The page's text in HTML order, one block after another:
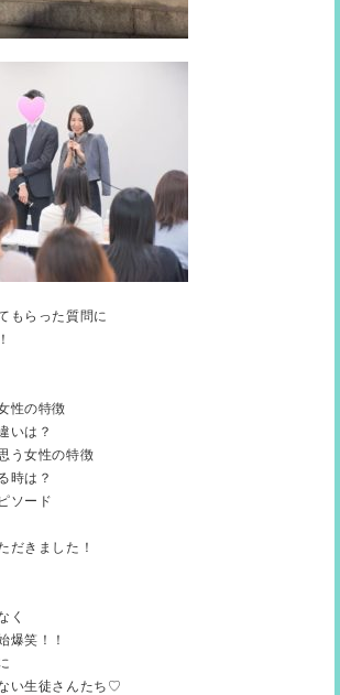
もらった質問に
性の特徴
いは？
う女性の特徴
時は？
ソード
だきました！
く
爆笑！！
い生徒さんたち♡